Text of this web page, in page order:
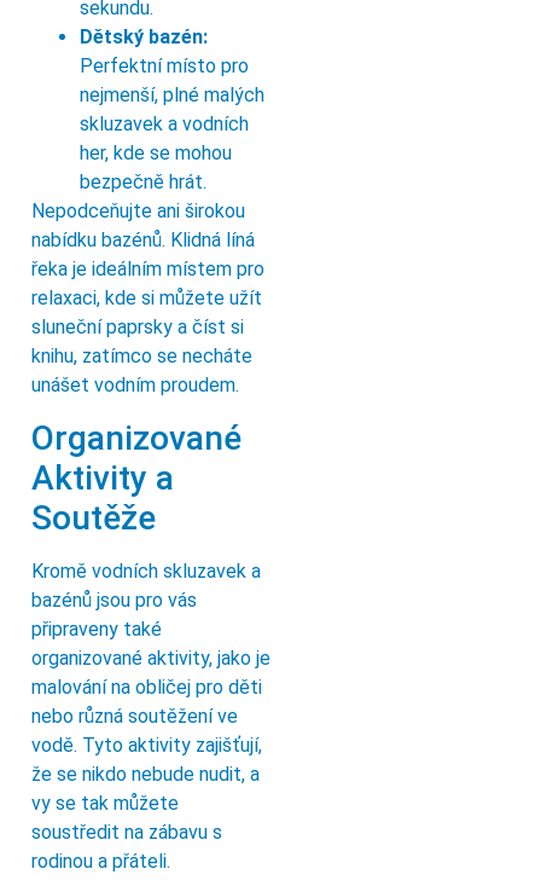
sekundu.
Dětský bazén:
Perfektní místo pro
nejmenší, plné malých
skluzavek a vodních
her, kde se mohou
bezpečně hrát.
Nepodceňujte ani širokou
nabídku bazénů. Klidná líná
řeka je ideálním místem pro
relaxaci, kde si můžete užít
sluneční paprsky a číst si
knihu, zatímco se necháte
unášet vodním proudem.
Organizované
Aktivity a
Soutěže
Kromě vodních skluzavek a
bazénů jsou pro vás
připraveny také
organizované aktivity, jako je
malování na obličej pro děti
nebo různá soutěžení ve
vodě. Tyto aktivity zajišťují,
že se nikdo nebude nudit, a
vy se tak můžete
soustředit na zábavu s
rodinou a přáteli.